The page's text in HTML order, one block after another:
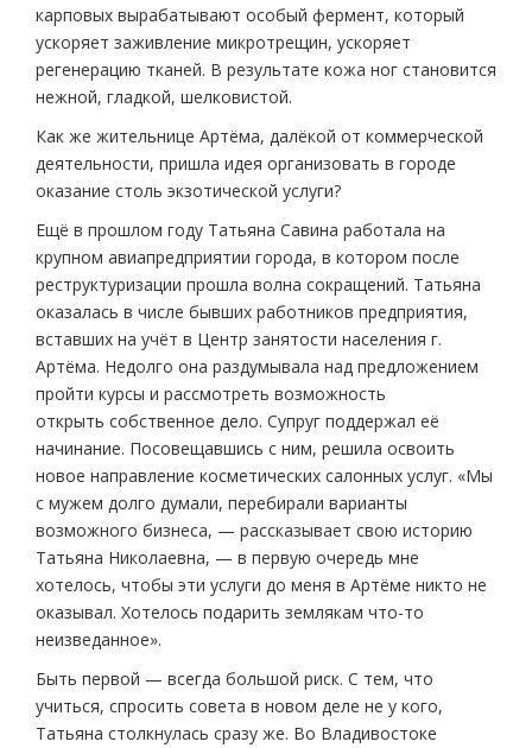
карповых вырабатывают особый фермент, который
ускоряет заживление микротрещин, ускоряет
регенерацию тканей. В результате кожа ног становится
нежной, гладкой, шелковистой.
Как же жительнице Артёма, далёкой от коммерческой
деятельности, пришла идея организовать в городе
оказание столь экзотической услуги?
Ещё в прошлом году Татьяна Савина работала на
крупном авиапредприятии города, в котором после
реструктуризации прошла волна сокращений. Татьяна
оказалась в числе бывших работников предприятия,
вставших на учёт в Центр занятости населения г.
Артёма. Недолго она раздумывала над предложением
пройти курсы и рассмотреть возможность
открыть собственное дело. Супруг поддержал её
начинание. Посовещавшись с ним, решила освоить
новое направление косметических салонных услуг. «Мы
с мужем долго думали, перебирали варианты
возможного бизнеса, — рассказывает свою историю
Татьяна Николаевна, — в первую очередь мне
хотелось, чтобы эти услуги до меня в Артёме никто не
оказывал. Хотелось подарить землякам что-то
неизведанное».
Быть первой — всегда большой риск. С тем, что
учиться, спросить совета в новом деле не у кого,
Татьяна столкнулась сразу же. Во Владивостоке